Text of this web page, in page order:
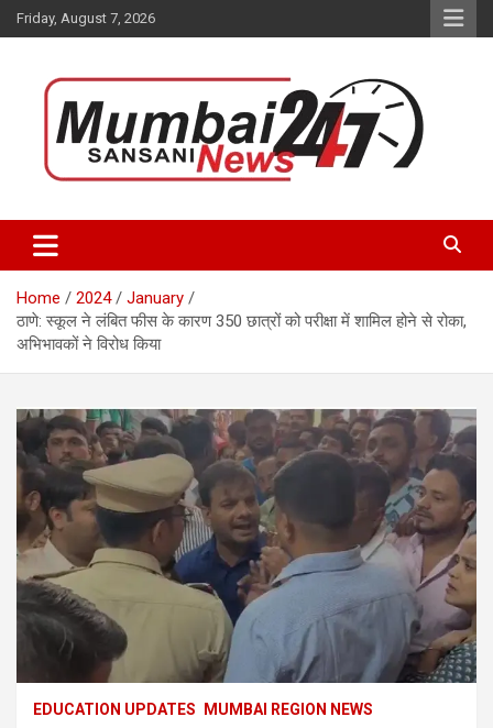
Skip
to
Friday, August 7, 2026
Mumbai Sansani
time updates on recent news around the World.
Home 2024
January
ठाणे: स्कूल ने लंबित फीस के कारण 350 छात्रों को परीक्षा में शामिल होने से रोका,
अभिभावकों ने विरोध किया
EDUCATION UPDATES MUMBAI REGION NEWS